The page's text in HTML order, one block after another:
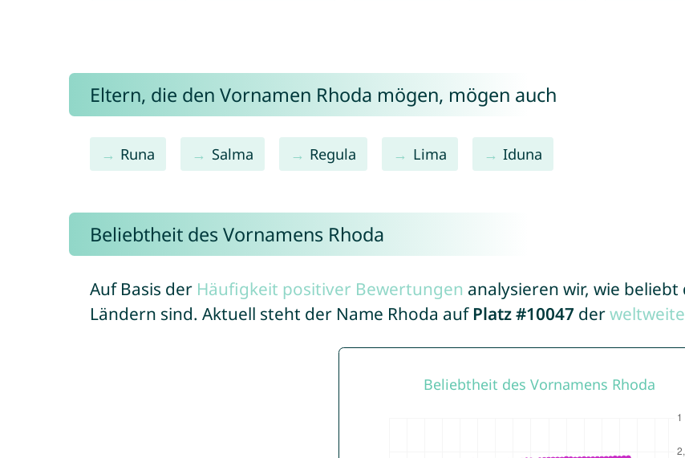
Eltern, die den Vornamen Rhoda mögen, mögen auch
Runa Salma Regula Lima Iduna
Beliebtheit des Vornamens Rhoda
Auf Basis der Häufigkeit positiver Bewertungen analysieren wir, wie
Ländern sind. Aktuell steht der Name Rhoda auf Platz #10047 der